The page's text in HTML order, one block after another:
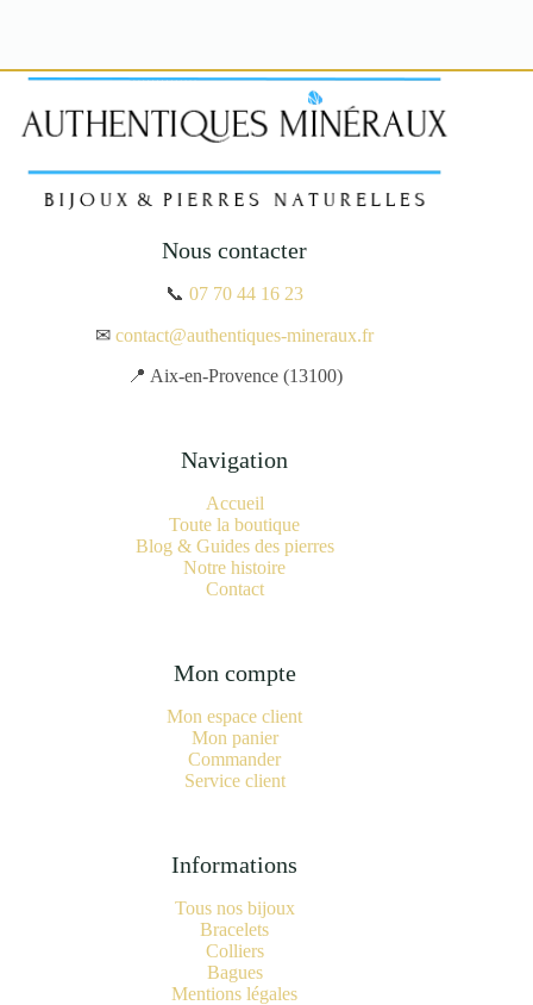
Nous contacter
📞07 70 44 16 23
✉contact@authentiques-mineraux.fr
📍 Aix-en-Provence (13100)
Navigation
Accueil
Toute la boutique
Blog & Guides des pierres
Notre histoire
Contact
Mon compte
Mon espace client
Mon panier
Commander
Service client
Informations
Tous nos bijoux
Bracelets
Colliers
Bagues
Mentions légales